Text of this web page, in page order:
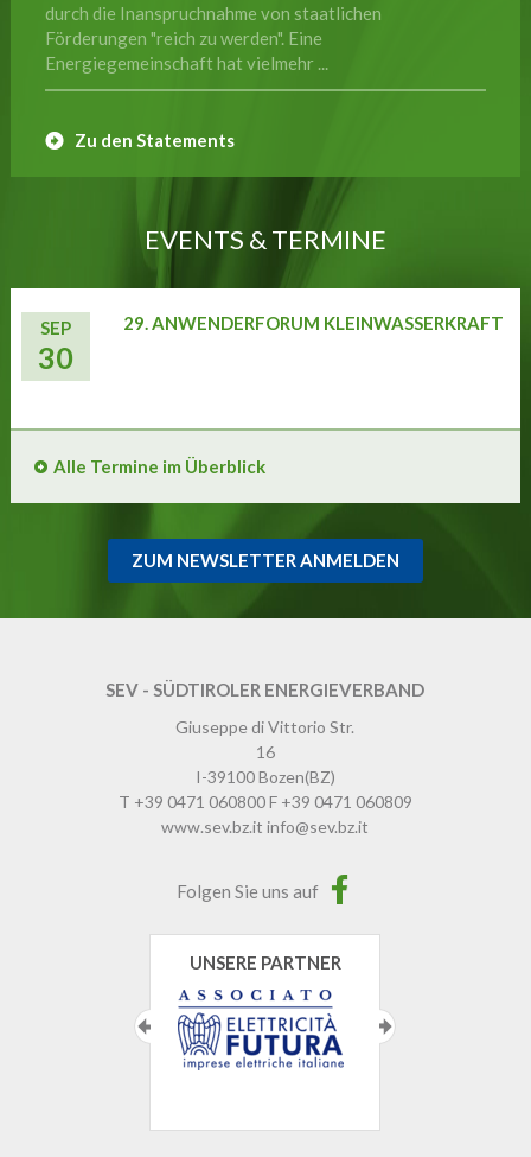
durch die Inanspruchnahme von staatlichen
Förderungen "reich zu werden". Eine
Energiegemeinschaft hat vielmehr ...
Zu den Statements
EVENTS & TERMINE
SEP
30
29. ANWENDERFORUM KLEINWASSERKRAFT
Alle Termine im Überblick
ZUM NEWSLETTER ANMELDEN
SEV - SÜDTIROLER ENERGIEVERBAND
Giuseppe di Vittorio Str.
16
I-39100Bozen(BZ)
T +39 0471 060800F +39 0471 060809
www.sev.bz.it info@sev.bz.it
Folgen Sie uns auf
UNSERE PARTNER